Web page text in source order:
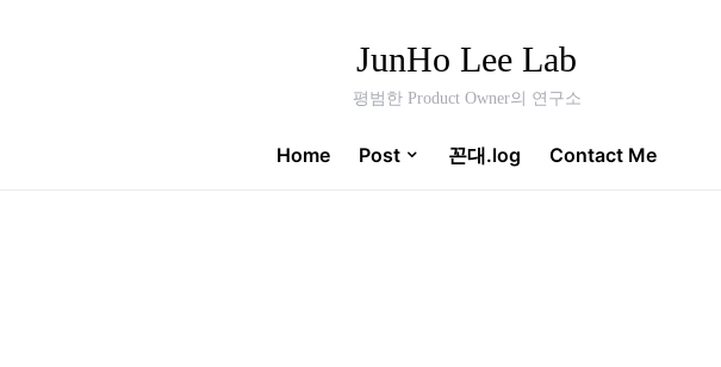
JunHo Lee Lab
평범한 Product Owner의 연구소
Home Post 꼰대.log Contact Me